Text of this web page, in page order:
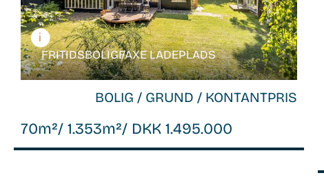
FRITIDSBOLIG /FAXE LADEPLADS
BOLIG / GRUND / KONTANTPRIS
70m²/ 1.353m²/ DKK 1.495.000